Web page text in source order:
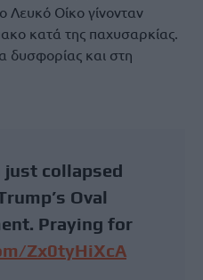
Οίκο γίνονταν
κατά της παχυσαρκίας.
δυσφορίας και στη
just collapsed
Oval
Praying for
Zx0tyHiXcA